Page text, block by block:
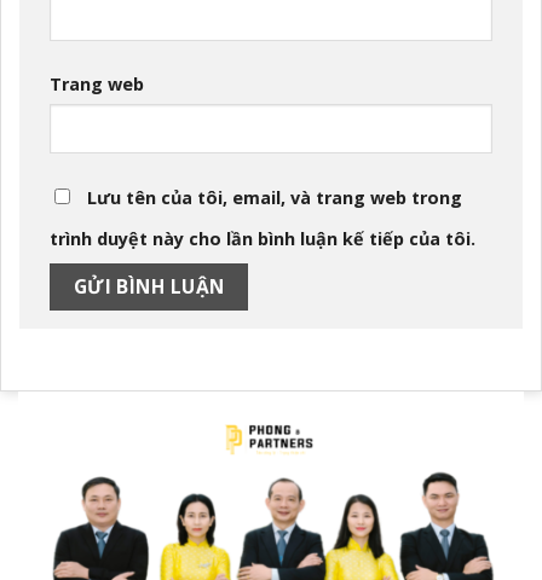
Trang web
Lưu tên của tôi, email, và trang web trong
trình duyệt này cho lần bình luận kế tiếp của tôi.